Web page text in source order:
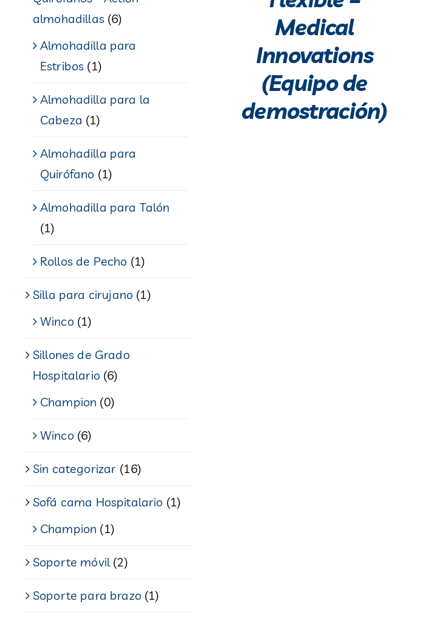
almohadillas (6)
Almohadilla para
Estribos (1)
Almohadilla para la
Cabeza (1)
Almohadilla para
Quirófano (1)
Almohadilla para Talón
(1)
Rollos de Pecho (1)
Silla para cirujano (1)
Winco (1)
Sillones de Grado
Hospitalario (6)
Champion (0)
Winco (6)
Sin categorizar (16)
Sofá cama Hospitalario (1)
Champion (1)
Soporte móvil (2)
Soporte para brazo (1)
Medical
Innovations
(Equipo de
demostración)